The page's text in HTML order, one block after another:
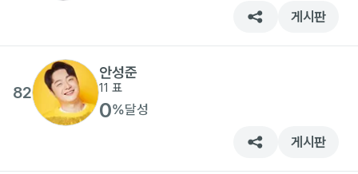
게시판
82
안성준
11 표
0%달성
게시판